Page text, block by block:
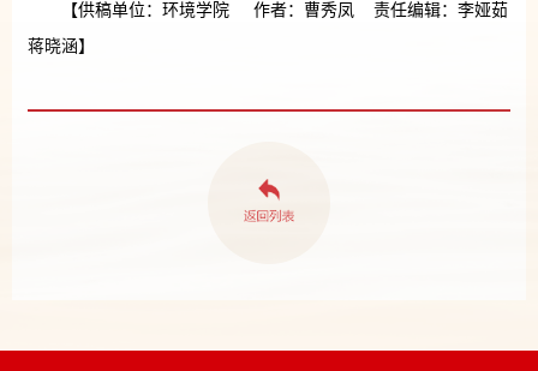
【供稿单位：环境学院 作者：曹秀凤 责任编辑：李娅茹
蒋晓涵】